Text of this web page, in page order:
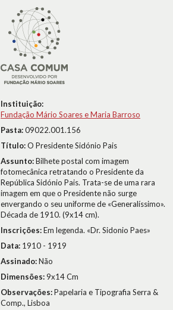
Instituição:
Fundação Mário Soares e Maria Barroso
Pasta:09022.001.156
Título:O Presidente Sidónio Pais
Assunto:Bilhete postal com imagem
fotomecânica retratando o Presidente da
República Sidónio Pais. Trata-se de uma rara
imagem em que o Presidente não surge
envergando o seu uniforme de «Generalíssimo».
Década de 1910. (9x14 cm).
Inscrições:Em legenda. «Dr. Sidonio Paes»
Data: 1910 - 1919
Assinado:Não
Dimensões:9x14 Cm
Observações:Papelaria e Tipografia Serra &
Comp., Lisboa